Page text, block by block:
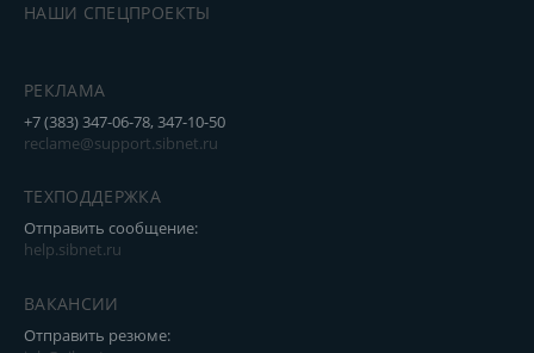
НАШИ СПЕЦПРОЕКТЫ
РЕКЛАМА
+7 (383) 347-06-78, 347-10-50
reclame@support.sibnet.ru
ТЕХПОДДЕРЖКА
Отправить сообщение:
help.sibnet.ru
ВАКАНСИИ
Отправить резюме: